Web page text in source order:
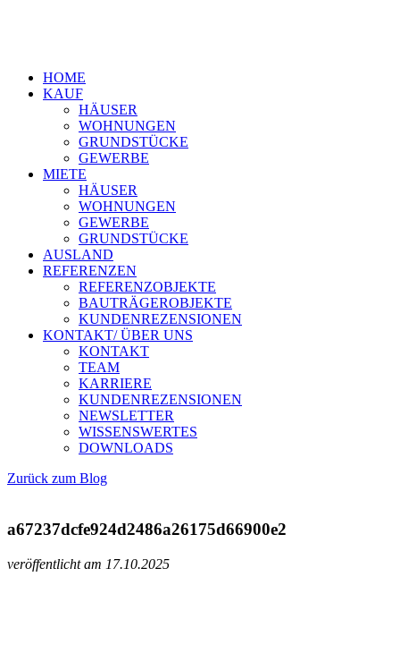
HOME
KAUF
HÄUSER
WOHNUNGEN
GRUNDSTÜCKE
GEWERBE
MIETE
HÄUSER
WOHNUNGEN
GEWERBE
GRUNDSTÜCKE
AUSLAND
REFERENZEN
REFERENZOBJEKTE
BAUTRÄGEROBJEKTE
KUNDENREZENSIONEN
KONTAKT/ ÜBER UNS
KONTAKT
TEAM
KARRIERE
KUNDENREZENSIONEN
NEWSLETTER
WISSENSWERTES
DOWNLOADS
Zurück zum Blog
a67237dcfe924d2486a26175d66900e2
veröffentlicht am 17.10.2025